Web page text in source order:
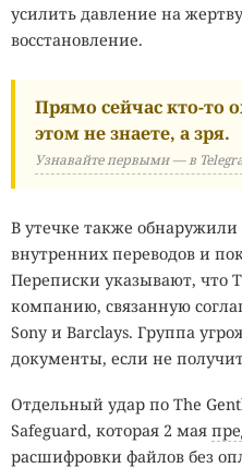
усилить давление на
восстановление.
Прямо сейчас кто-то
этом не знаете, а зря.
Узнавайте первыми — в
В утечке также обнаружили
внутренних переводов и
Переписки указывают, что
компанию, связанную
Sony и Barclays. Группа
документы, если не
Отдельный удар по The
Safeguard, которая 2 мая
расшифровки файлов без